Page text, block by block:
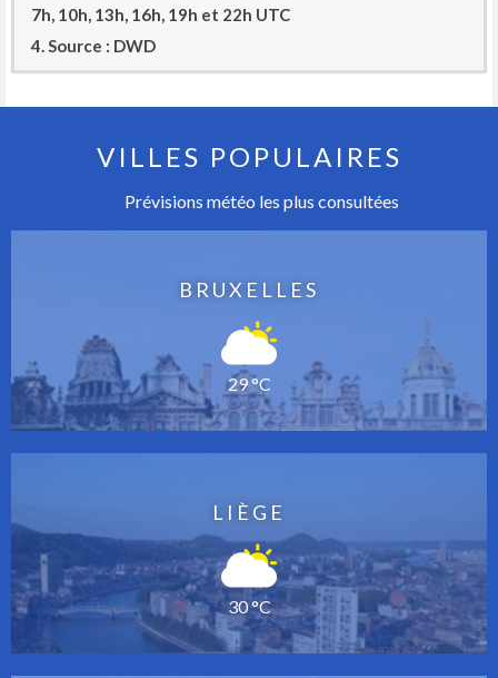
7h, 10h, 13h, 16h, 19h et 22h UTC
4. Source : DWD
VILLES POPULAIRES
Prévisions météo les plus consultées
BRUXELLES
29 °C
LIÈGE
30 °C